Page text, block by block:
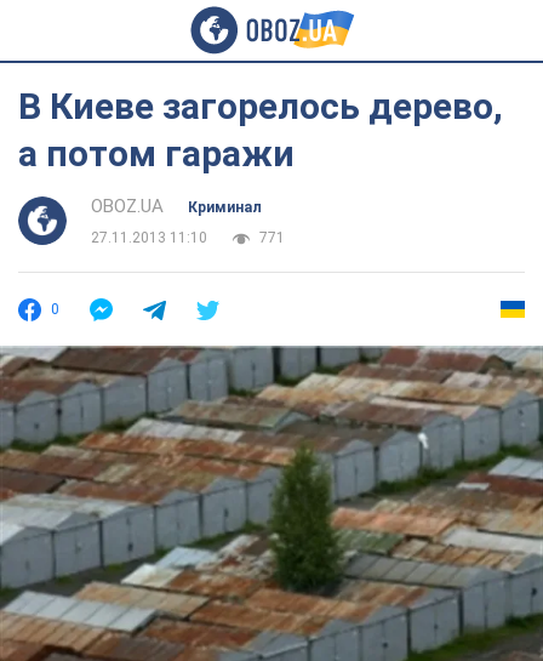
В Киеве загорелось дерево,
а потом гаражи
OBOZ.UA
Криминал
27.11.2013 11:10
771
0